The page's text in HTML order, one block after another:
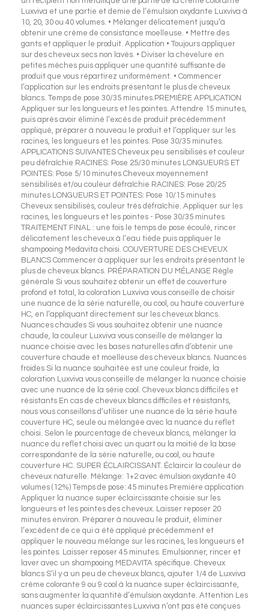
Luxviva et une partie et demie de l’émulsion oxydante Luxviva à
10, 20, 30 ou 40 volumes. • Mélanger délicatement jusqu’à
obtenir une crème de consistance moelleuse. • Mettre des
gants et appliquer le produit. Application • Toujours appliquer
sur des cheveux secs non lavés. • Diviser la chevelure en
petites mèches puis appliquer une quantité suffisante de
produit que vous répartirez uniformément. • Commencer
l’application sur les endroits présentant le plus de cheveux
blancs. Temps de pose 30/35 minutes.PREMIÈRE APPLICATION
Appliquer sur les longueurs et les pointes. Attendre 15 minutes,
puis après avoir éliminé l’excès de produit précédemment
appliqué, préparer à nouveau le produit et l’appliquer sur les
racines, les longueurs et les pointes. Pose 30/35 minutes.
APPLICATIONS SUIVANTES Cheveux peu sensibilisés et couleur
peu défraîchie RACINES: Pose 25/30 minutes LONGUEURS ET
POINTES: Pose 5/10 minutes Cheveux moyennement
sensibilisés et/ou couleur défraîchie RACINES: Pose 20/25
minutes LONGUEURS ET POINTES: Pose 10/15 minutes
Cheveux sensibilisés, couleur très défraîchie. Appliquer sur les
racines, les longueurs et les pointes - Pose 30/35 minutes
TRAITEMENT FINAL : une fois le temps de pose écoulé, rincer
délicatement les cheveux à l’eau tiède puis appliquer le
shampooing Medavita choisi. COUVERTURE DES CHEVEUX
BLANCS Commencer à appliquer sur les endroits présentant le
plus de cheveux blancs. PRÉPARATION DU MÉLANGE Règle
générale Si vous souhaitez obtenir un effet de couverture
profond et total, la coloration Luxviva vous conseille de choisir
une nuance de la série naturelle, ou cool, ou haute couverture
HC, en l’appliquant directement sur les cheveux blancs.
Nuances chaudes Si vous souhaitez obtenir une nuance
chaude, la couleur Luxviva vous conseille de mélanger la
nuance choisie avec les bases naturelles afin d’obtenir une
couverture chaude et moelleuse des cheveux blancs. Nuances
froides Si la nuance souhaitée est une couleur froide, la
coloration Luxviva vous conseille de mélanger la nuance choisie
avec une nuance de la série cool. Cheveux blancs difficiles et
résistants En cas de cheveux blancs difficiles et résistants,
nous vous conseillons d’utiliser une nuance de la série haute
couverture HC, seule ou mélangée avec la nuance du reflet
choisi. Selon le pourcentage de cheveux blancs, mélanger la
nuance du reflet choisi avec un quart ou la moitié de la base
correspondante de la série naturelle, ou cool, ou haute
couverture HC. SUPER ÉCLAIRCISSANT. Éclaircir la couleur de
cheveux naturelle. Mélange: 1+2 avec émulsion oxydante 40
volumes (12%) Temps de pose: 45 minutes Première application
Appliquer la nuance super éclaircissante choisie sur les
longueurs et les pointes des cheveux. Laisser reposer 20
minutes environ. Préparer à nouveau le produit, éliminer
l’excédent de ce qui a été appliqué précédemment et
appliquer le nouveau mélange sur les racines, les longueurs et
les pointes. Laisser reposer 45 minutes. Emulsionner, rincer et
laver avec un shampooing MEDAVITA spécifique. Cheveux
blancs S’il y a un peu de cheveux blancs, ajouter 1/4 de Luxviva
crème colorante 9 ou 9 cool à la nuance super éclaircissante,
sans augmenter la quantité d’émulsion oxydante. Attention Les
nuances super éclaircissantes Luxviva n’ont pas été conçues